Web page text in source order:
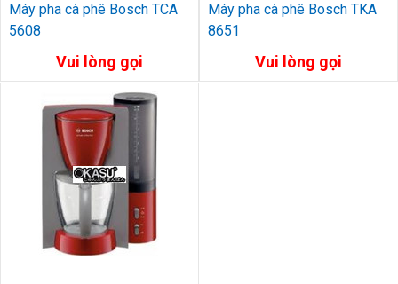
Máy pha cà phê Bosch TCA
5608
Vui lòng gọi
Máy pha cà phê Bosch TKA
8651
Vui lòng gọi